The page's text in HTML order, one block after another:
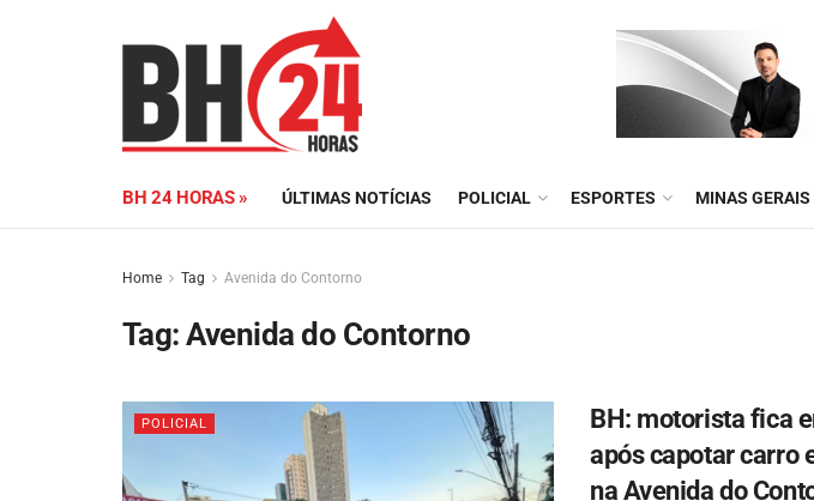
BH 24 HORAS » ÚLTIMAS NOTÍCIAS POLICIAL ESPORTES MINAS GERAIS
Home Tag Avenida do Contorno
Tag:Avenida do Contorno
POLICIAL
BH: motorista fica
após capotar carro
na Avenida do